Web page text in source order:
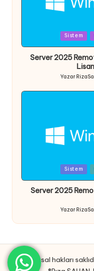
in
Sistem
Server 2025
Posted
Yazar
in
Sistem
Server 2025
Posted
by
Yazar
Tüm yasal hakları